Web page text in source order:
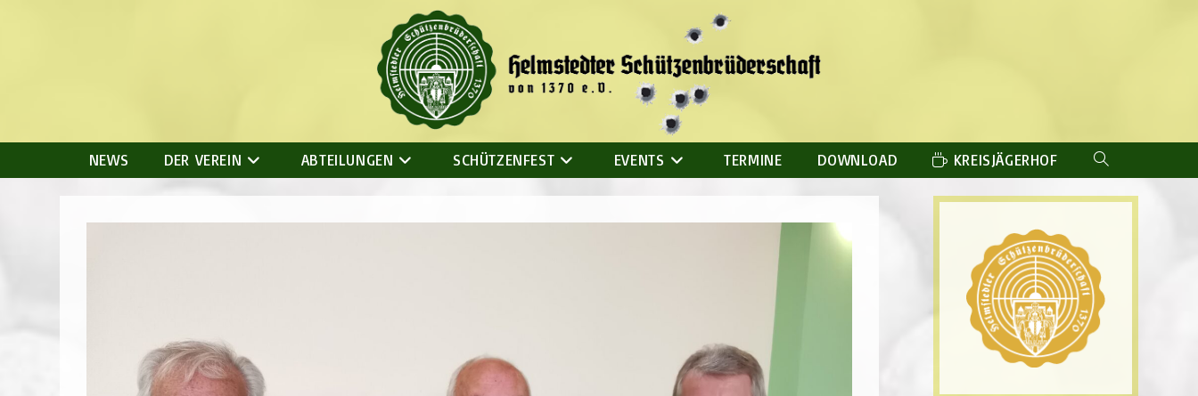
NEWS DER VEREIN ABTEILUNGEN SCHÜTZENFEST EVENTS TERMINE DOWNLOAD KREISJÄGERHOF WEBSITE-
SUCHE